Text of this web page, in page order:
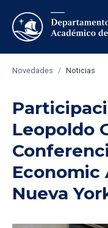
Novedades / Noticias
Leopoldo
Economic
Nueva